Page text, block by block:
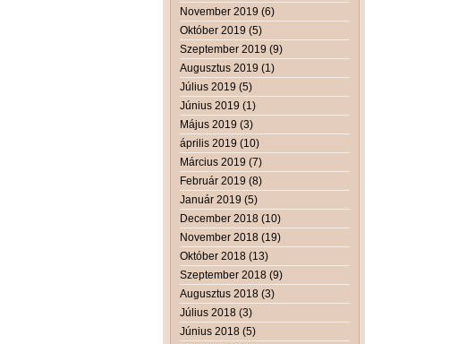
November 2019 (6)
Október 2019 (5)
Szeptember 2019 (9)
Augusztus 2019 (1)
Július 2019 (5)
Június 2019 (1)
Május 2019 (3)
április 2019 (10)
Március 2019 (7)
Február 2019 (8)
Január 2019 (5)
December 2018 (10)
November 2018 (19)
Október 2018 (13)
Szeptember 2018 (9)
Augusztus 2018 (3)
Július 2018 (3)
Június 2018 (5)